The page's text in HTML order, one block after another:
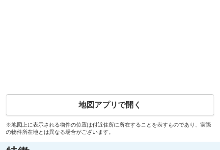
地図アプリで開く
※地図上に表示される物件の位置は付近住所に所在することを表すものであり、実際
の物件所在地とは異なる場合がございます。